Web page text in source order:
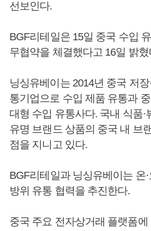
선보인다.
BGF리테일은 15일 중국 수입
무협약을 체결했다고 16일 밝혔
닝싱유베이는 2014년 중국 저
통기업으로 수입 제품 유통과
대형 수입 유통사다. 국내 식품·
유명 브랜드 상품의 중국 내 브
점을 지니고 있다.
BGF리테일과 닝싱유베이는 온
방위 유통 협력을 추진한다.
중국 주요 전자상거래 플랫폼에